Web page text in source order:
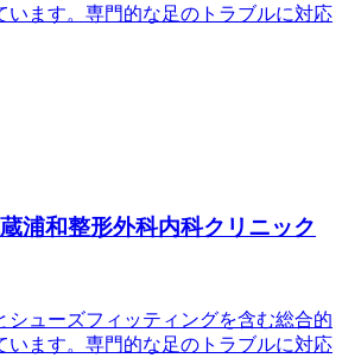
います。専門的な足のトラブルに対応
浦和整形外科内科クリニック
シューズフィッティングを含む総合的
います。専門的な足のトラブルに対応